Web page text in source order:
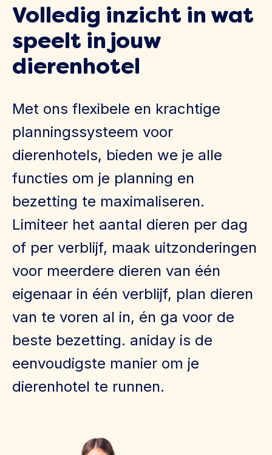
Volledig inzicht in wat
speelt in jouw
dierenhotel
Met ons flexibele en krachtige
planningssysteem voor
dierenhotels, bieden we je alle
functies om je planning en
bezetting te maximaliseren.
Limiteer het aantal dieren per dag
of per verblijf, maak uitzonderingen
voor meerdere dieren van één
eigenaar in één verblijf, plan dieren
van te voren al in, én ga voor de
beste bezetting. aniday is de
eenvoudigste manier om je
dierenhotel te runnen.